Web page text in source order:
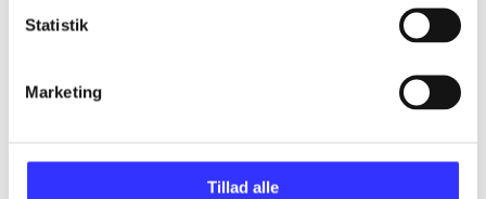
Statistik
Marketing
Tillad alle